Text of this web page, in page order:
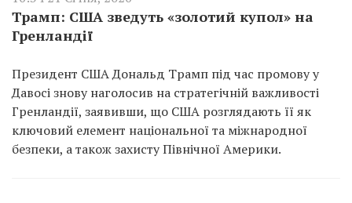
Трамп: США зведуть «золотий купол» на
Гренландії
Президент США Дональд Трамп під час промову у
Давосі знову наголосив на стратегічній важливості
Гренландії, заявивши, що США розглядають її як
ключовий елемент національної та міжнародної
безпеки, а також захисту Північної Америки.